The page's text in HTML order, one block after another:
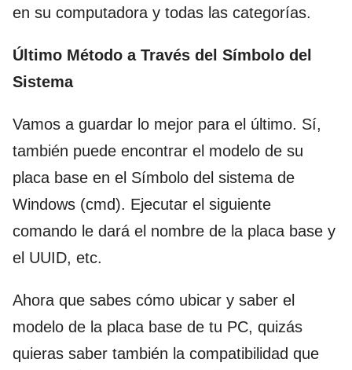
en su computadora y todas las categorías.
Último Método a Través del Símbolo del
Sistema
Vamos a guardar lo mejor para el último. Sí,
también puede encontrar el modelo de su
placa base en el Símbolo del sistema de
Windows (cmd). Ejecutar el siguiente
comando le dará el nombre de la placa base y
el UUID, etc.
Ahora que sabes cómo ubicar y saber el
modelo de la placa base de tu PC, quizás
quieras saber también la compatibilidad que